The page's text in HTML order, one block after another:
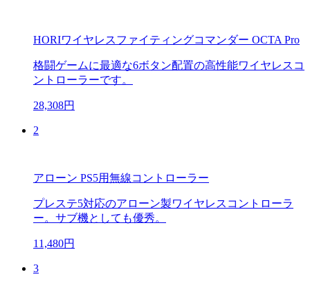
HORIワイヤレスファイティングコマンダー OCTA Pro
格闘ゲームに最適な6ボタン配置の高性能ワイヤレスコ
ントローラーです。
28,308円
2
アローン PS5用無線コントローラー
プレステ5対応のアローン製ワイヤレスコントローラ
ー。サブ機としても優秀。
11,480円
3